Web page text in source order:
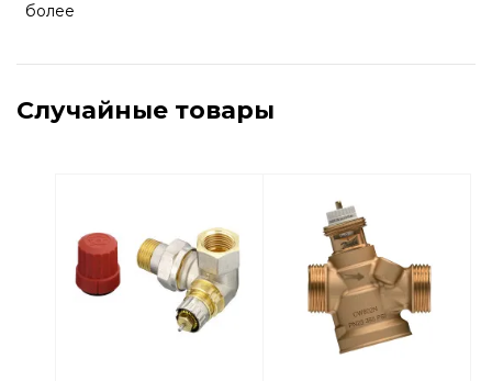
более
Случайные товары